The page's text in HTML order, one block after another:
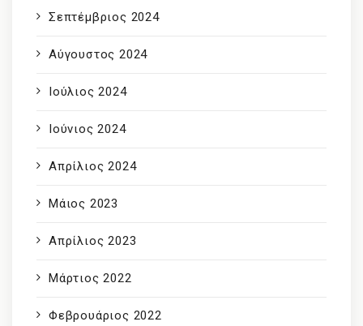
Σεπτέμβριος 2024
Αύγουστος 2024
Ιούλιος 2024
Ιούνιος 2024
Απρίλιος 2024
Μάιος 2023
Απρίλιος 2023
Μάρτιος 2022
Φεβρουάριος 2022